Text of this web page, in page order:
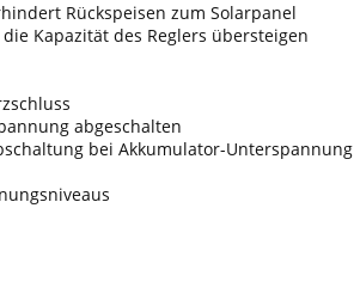
Rückspeisen zum Solarpanel
Kapazität des Reglers übersteigen
abgeschalten
bei Akkumulator-Unterspannung